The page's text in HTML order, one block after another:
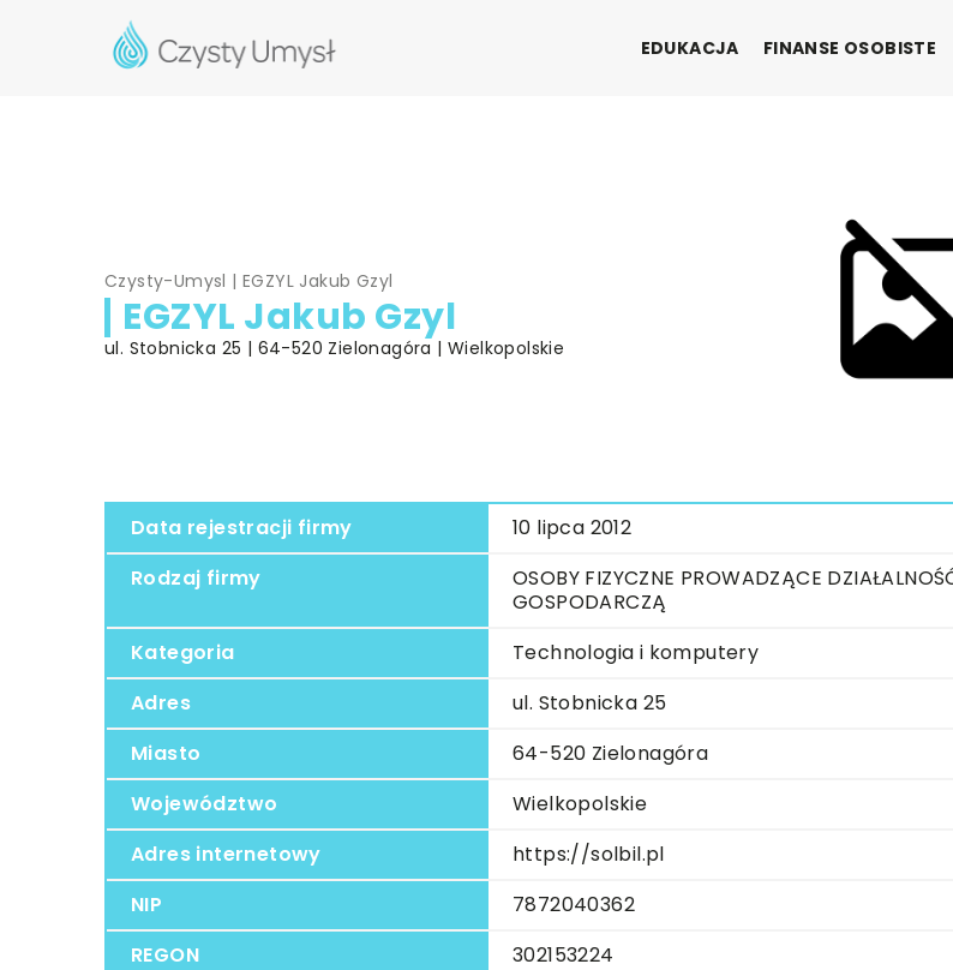
EDUKACJA FINANSE OSOBISTE
Czysty-Umysl |EGZYL Jakub Gzyl
EGZYL Jakub Gzyl
ul. Stobnicka 25 | 64-520 Zielonagóra | Wielkopolskie
Data rejestracji firmy
10 lipca 2012
Rodzaj firmy
OSOBY FIZYCZNE PROWADZĄCE
GOSPODARCZĄ
Kategoria
Technologia i komputery
Adres
ul. Stobnicka 25
Miasto
64-520 Zielonagóra
Województwo
Wielkopolskie
Adres internetowy
https://solbil.pl
NIP
7872040362
REGON
302153224